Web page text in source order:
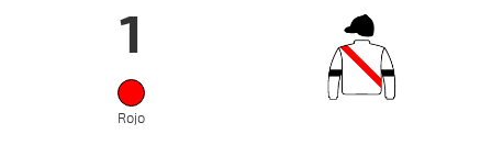
1
Rojo